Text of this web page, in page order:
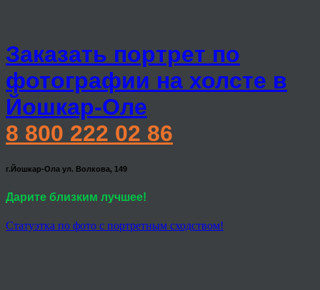
Заказать портрет по
фотографии на холсте в
Йошкар-Оле
8 800 222 02 86
г.Йошкар-Ола ул. Волкова, 149
Дарите близким лучшее!
Статуэтка по фото с портретным сходством!